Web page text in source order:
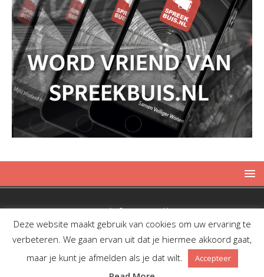
Copyright © 2019 Spreekbuis
Deze website maakt gebruik van cookies om uw ervaring te
verbeteren. We gaan ervan uit dat je hiermee akkoord gaat,
maar je kunt je afmelden als je dat wilt.
Accepteer